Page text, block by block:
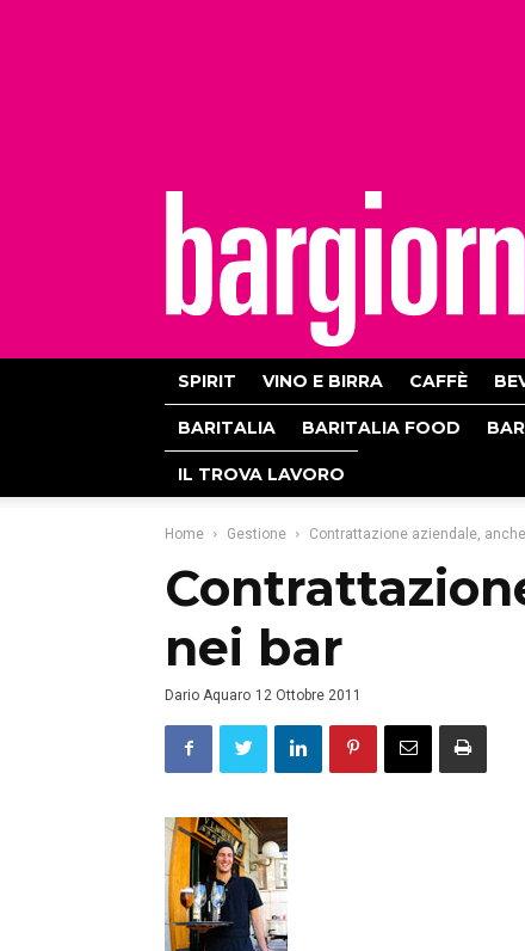
SPIRIT VINO E BIRRA CAFFÈ
BARITALIA BARITALIA FOOD
IL TROVA LAVORO
Home Gestione Contrattazione aziendale,
nei bar
Dario Aquaro 12 Ottobre 2011